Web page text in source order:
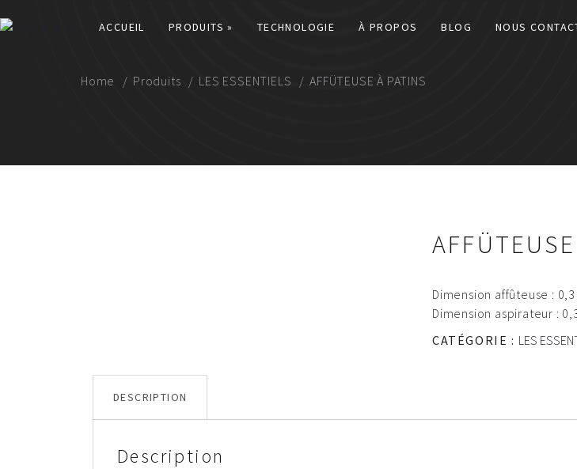
ACCUEIL PRODUITS » TECHNOLOGIE À PROPOS BLOG NOUS
Home Produits LES ESSENTIELS AFFÜTEUSE À PATINS
Dimension affûteuse :
Dimension aspirateur :
CATÉGORIE : LES
DESCRIPTION
Description